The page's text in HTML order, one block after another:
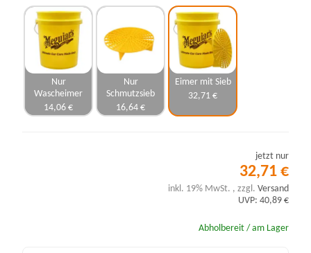
Nur
Wascheimer
14,06 €
Nur
Schmutzsieb
16,64 €
Eimer mit Sieb
32,71 €
jetzt nur
32,71 €
inkl. 19% MwSt. , zzgl. Versand
UVP: 40,89 €
Abholbereit / am Lager